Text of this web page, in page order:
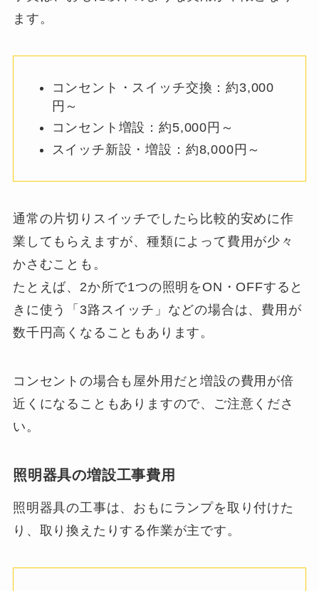
ます。
コンセント・スイッチ交換：約3,000
円～
コンセント増設：約5,000円～
スイッチ新設・増設：約8,000円～
通常の片切りスイッチでしたら比較的安めに作
業してもらえますが、種類によって費用が少々
かさむことも。
たとえば、2か所で1つの照明をON・OFFすると
きに使う「3路スイッチ」などの場合は、費用が
数千円高くなることもあります。
コンセントの場合も屋外用だと増設の費用が倍
近くになることもありますので、ご注意くださ
い。
照明器具の増設工事費用
照明器具の工事は、おもにランプを取り付けた
り、取り換えたりする作業が主です。